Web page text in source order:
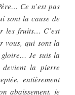
Ce n’est pas
sont la cause de
les fruits… C’est
vous, qui sont la
gloire… Je suis la
devient la pierre
entièrement
abaissement, je